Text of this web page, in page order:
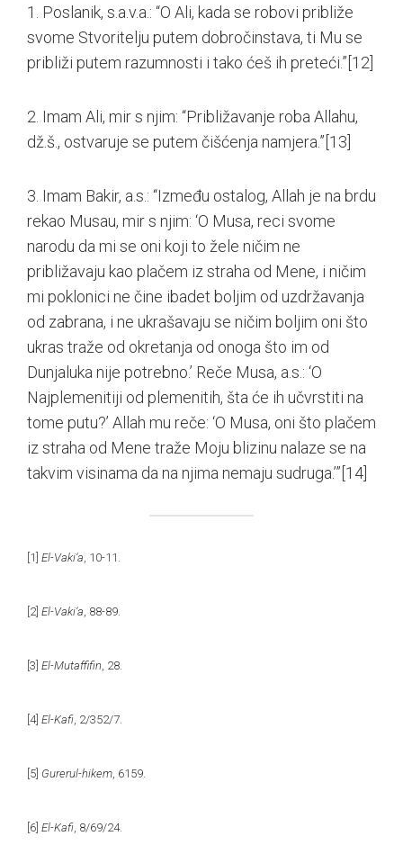
1. Poslanik, s.a.v.a.: “O Ali, kada se robovi približe
svome Stvoritelju putem dobročinstava, ti Mu se
približi putem razumnosti i tako ćeš ih preteći.” [12]
2. Imam Ali, mir s njim: “Približavanje roba Allahu,
dž.š., ostvaruje se putem čišćenja namjera.” [13]
3. Imam Bakir, a.s.: “Između ostalog, Allah je na brdu
rekao Musau, mir s njim: ‘O Musa, reci svome
narodu da mi se oni koji to žele ničim ne
približavaju kao plačem iz straha od Mene, i ničim
mi poklonici ne čine ibadet boljim od uzdržavanja
od zabrana, i ne ukrašavaju se ničim boljim oni što
ukras traže od okretanja od onoga što im od
Dunjaluka nije potrebno.’ Reče Musa, a.s.: ‘O
Najplemenitiji od plemenitih, šta će ih učvrstiti na
tome putu?’ Allah mu reče: ‘O Musa, oni što plačem
iz straha od Mene traže Moju blizinu nalaze se na
takvim visinama da na njima nemaju sudruga.’” [14]
[1] El-Vaki‘a, 10-11.
[2] El-Vaki‘a, 88-89.
[3] El-Mutaffifin, 28.
[4] El-Kafi, 2/352/7.
[5] Gurerul-hikem, 6159.
[6] El-Kafi, 8/69/24.